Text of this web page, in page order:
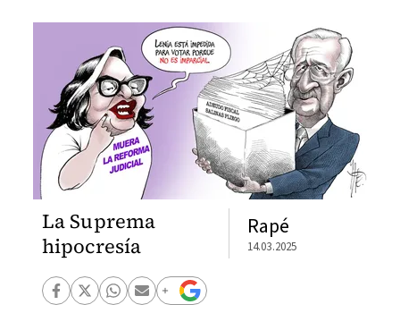
La Suprema
hipocresía
Rapé
14.03.2025